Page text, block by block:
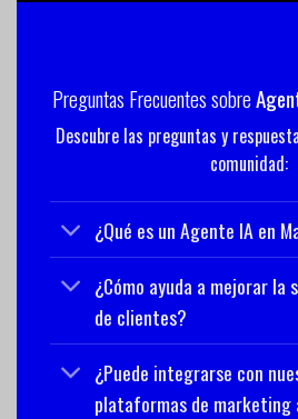
Preguntas Frecuentes sobre
Descubre las preguntas y
comunidad:
¿Qué es un Agente IA en
¿Cómo ayuda a mejorar la
de clientes?
¿Puede integrarse con
plataformas de marketing